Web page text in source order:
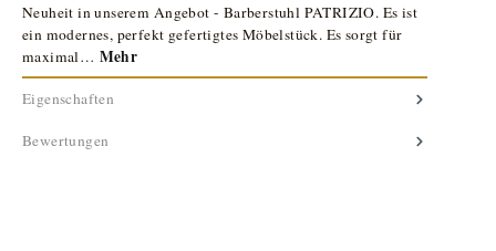
Neuheit in unserem Angebot - Barberstuhl PATRIZIO. Es ist
ein modernes, perfekt gefertigtes Möbelstück. Es sorgt für
maximal… Mehr
Eigenschaften
Bewertungen